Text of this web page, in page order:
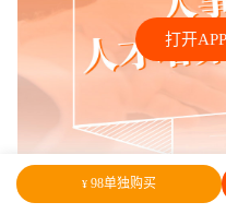
¥ 98单独购买
打开